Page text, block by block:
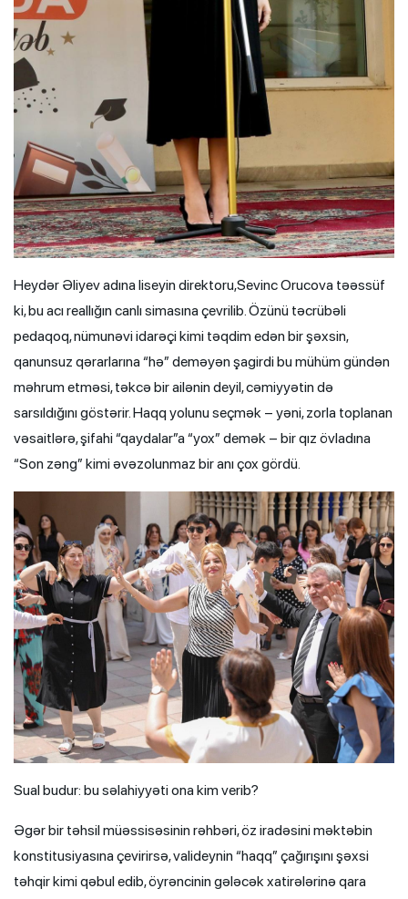
Heydər Əliyev adına liseyin direktoru,Sevinc Orucova təəssüf
ki, bu acı reallığın canlı simasına çevrilib. Özünü təcrübəli
pedaqoq, nümunəvi idarəçi kimi təqdim edən bir şəxsin,
qanunsuz qərarlarına “hə” deməyən şagirdi bu mühüm gündən
məhrum etməsi, təkcə bir ailənin deyil, cəmiyyətin də
sarsıldığını göstərir. Haqq yolunu seçmək – yəni, zorla toplanan
vəsaitlərə, şifahi “qaydalar”a “yox” demək – bir qız övladına
“Son zəng” kimi əvəzolunmaz bir anı çox gördü.
Sual budur: bu səlahiyyəti ona kim verib?
Əgər bir təhsil müəssisəsinin rəhbəri, öz iradəsini məktəbin
konstitusiyasına çevirirsə, valideynin “haqq” çağırışını şəxsi
təhqir kimi qəbul edib, öyrəncinin gələcək xatirələrinə qara